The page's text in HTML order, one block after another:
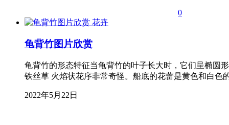
0
花卉
龟背竹图片欣赏
龟背竹的形态特征当龟背竹的叶子长大时，它们呈椭圆
铁丝草 火焰状花序非常奇怪。船底的花蕾是黄色和白
2022年5月22日